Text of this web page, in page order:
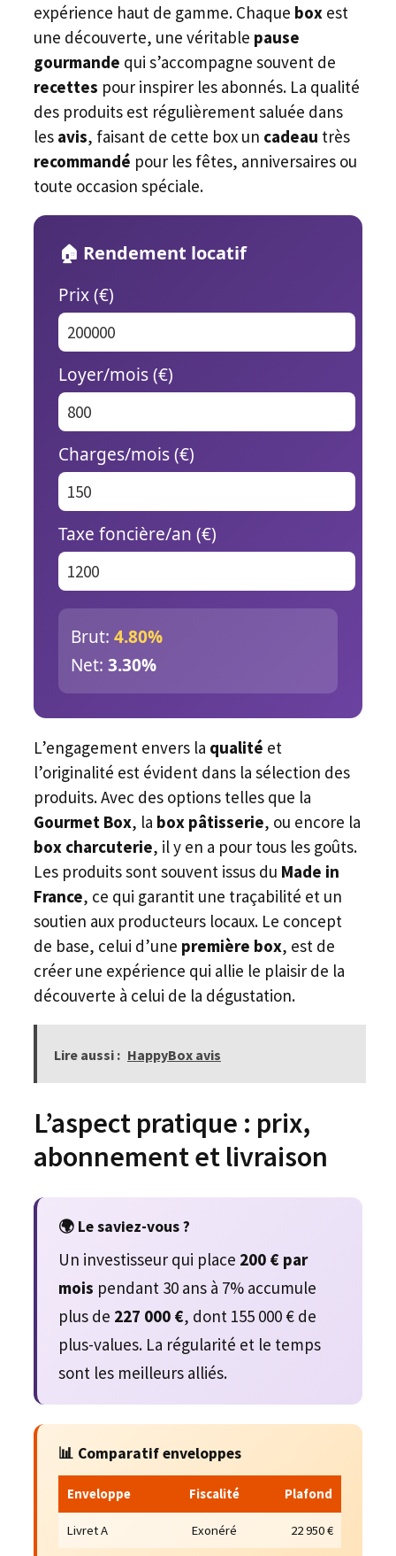
expérience haut de gamme. Chaque box est
une découverte, une véritable pause
gourmande qui s’accompagne souvent de
recettes pour inspirer les abonnés. La qualité
des produits est régulièrement saluée dans
les avis, faisant de cette box un cadeau très
recommandé pour les fêtes, anniversaires ou
toute occasion spéciale.
🏠 Rendement locatif
Prix (€)
Loyer/mois (€)
Charges/mois (€)
Taxe foncière/an (€)
Brut: 4.80%
Net: 3.30%
L’engagement envers la qualité et
l’originalité est évident dans la sélection des
produits. Avec des options telles que la
Gourmet Box, la box pâtisserie, ou encore la
box charcuterie, il y en a pour tous les goûts.
Les produits sont souvent issus du Made in
France, ce qui garantit une traçabilité et un
soutien aux producteurs locaux. Le concept
de base, celui d’une première box, est de
créer une expérience qui allie le plaisir de la
découverte à celui de la dégustation.
Lire aussi : HappyBox avis
L’aspect pratique : prix,
abonnement et livraison
🌍 Le saviez-vous ?
Un investisseur qui place 200 € par
mois pendant 30 ans à 7% accumule
plus de 227 000 €, dont 155 000 € de
plus-values. La régularité et le temps
sont les meilleurs alliés.
📊 Comparatif enveloppes
Enveloppe Fiscalité Plafond
Livret A Exonéré 22 950 €